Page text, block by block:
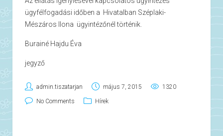
ügyfélfogadási időben a Hivatalban Széplaki-
Mészáros Ilona ügyintézőnél történik.
Burainé Hajdu Éva
jegyző
admin.tiszatarjan május 7, 2015 1320
No Comments Hírek